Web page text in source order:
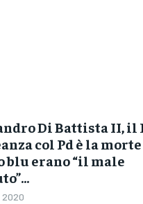
Di Battista II, il
col Pd è la morte
blu erano “il male
2020